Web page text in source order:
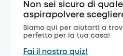
Non sei sicuro di
aspirapolvere
Siamo qui per aiutarti a
perfetto per la tua casa!
Fai il nostro quiz!